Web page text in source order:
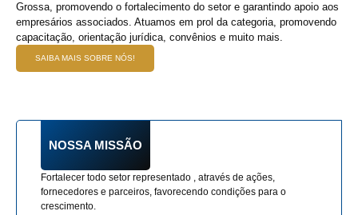
Grossa, promovendo o fortalecimento do setor e garantindo apoio aos
empresários associados. Atuamos em prol da categoria, promovendo
capacitação, orientação jurídica, convênios e muito mais.
SAIBA MAIS SOBRE NÓS!
NOSSA MISSÃO
Fortalecer todo setor representado , através de ações,
fornecedores e parceiros, favorecendo condições para o
crescimento.